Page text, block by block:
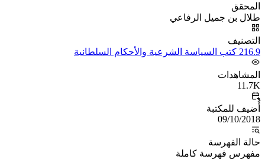
المحقق
طلال بن جميل الرفاعي
التصنيف
216.9 كتب السياسة الشرعية والأحكام السلطانية
المشاهدات
11.7K
أُضيف للمكتبة
09/10/2018
حالة الفهرسة
مفهرس فهرسة كاملة